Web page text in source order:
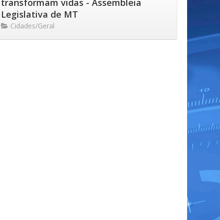
transformam vidas - Assembleia
Legislativa de MT
Cidades/Geral